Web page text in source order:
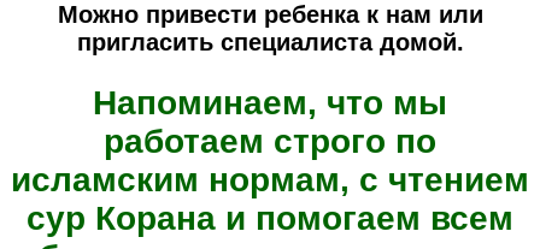
Можно привести ребенка к нам или
пригласить специалиста домой.
Напоминаем, что мы
работаем строго по
исламским нормам, с чтением
сур Корана и помогаем всем